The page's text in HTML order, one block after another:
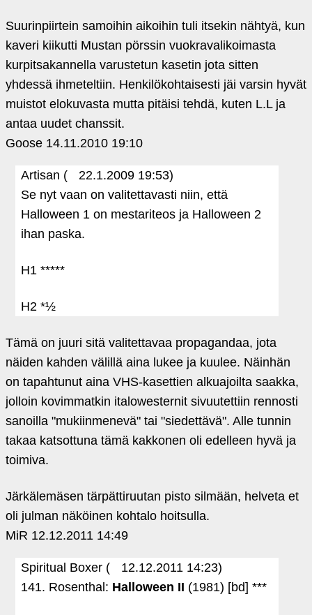
Suurinpiirtein samoihin aikoihin tuli itsekin nähtyä, kun
kaveri kiikutti Mustan pörssin vuokravalikoimasta
kurpitsakannella varustetun kasetin jota sitten
yhdessä ihmeteltiin. Henkilökohtaisesti jäi varsin hyvät
muistot elokuvasta mutta pitäisi tehdä, kuten L.L ja
antaa uudet chanssit.
Goose 14.11.2010 19:10
Artisan (
22.1.2009 19:53)
Se nyt vaan on valitettavasti niin, että
Halloween 1 on mestariteos ja Halloween 2
ihan paska.
H1 *****
H2 *½
Tämä on juuri sitä valitettavaa propagandaa, jota
näiden kahden välillä aina lukee ja kuulee. Näinhän
on tapahtunut aina VHS-kasettien alkuajoilta saakka,
jolloin kovimmatkin italowesternit sivuutettiin rennosti
sanoilla "mukiinmenevä" tai "siedettävä". Alle tunnin
takaa katsottuna tämä kakkonen oli edelleen hyvä ja
toimiva.
Järkälemäsen tärpättiruutan pisto silmään, helveta et
oli julman näköinen kohtalo hoitsulla.
MiR 12.12.2011 14:49
Spiritual Boxer (
12.12.2011 14:23)
141. Rosenthal: Halloween II (1981) [bd] ***